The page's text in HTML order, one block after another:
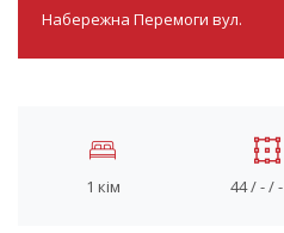
Набережна Перемоги вул.
1 кім 44 / - /